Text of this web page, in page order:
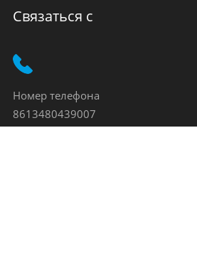
Связаться с
Номер телефона
8613480439007